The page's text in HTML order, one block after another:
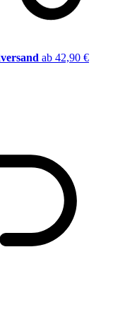
ab 42,90 €